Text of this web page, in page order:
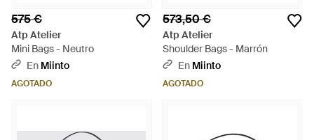
575 €
Atp Atelier
Mini Bags - Neutro
En Miinto
AGOTADO
573,50 €
Atp Atelier
Shoulder Bags - Marrón
En Miinto
AGOTADO